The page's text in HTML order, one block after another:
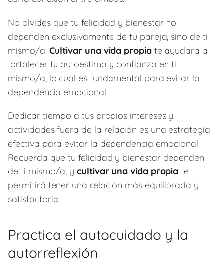
No olvides que tu felicidad y bienestar no
dependen exclusivamente de tu pareja, sino de ti
mismo/a. Cultivar una vida propia te ayudará a
fortalecer tu autoestima y confianza en ti
mismo/a, lo cual es fundamental para evitar la
dependencia emocional.
Dedicar tiempo a tus propios intereses y
actividades fuera de la relación es una estrategia
efectiva para evitar la dependencia emocional.
Recuerda que tu felicidad y bienestar dependen
de ti mismo/a, y cultivar una vida propia te
permitirá tener una relación más equilibrada y
satisfactoria.
Practica el autocuidado y la
autorreflexión